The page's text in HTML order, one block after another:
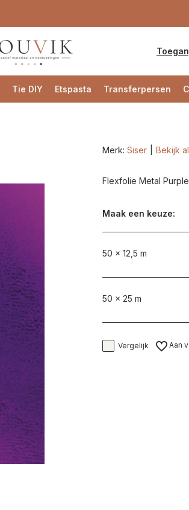
Tie DIY Etspasta Transferpersen
Merk: Siser Bekijk
Flexfolie Metal Purple
Maak een keuze:
50 x 12,5 m
50 x 25 m
Vergelijk Aan